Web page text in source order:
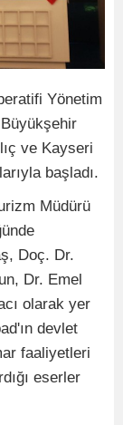
Yönetim
ve Kayseri
başladı.
Müdürü
Doç. Dr.
Dr. Emel
olarak yer
devlet
faaliyetleri
eserler